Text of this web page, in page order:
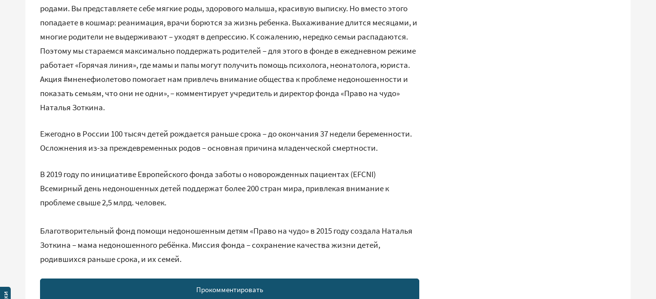
родами. Вы представляете себе мягкие роды, здорового малыша, красивую выписку. Но вместо этого
попадаете в кошмар: реанимация, врачи борются за жизнь ребенка. Выхаживание длится месяцами, и
многие родители не выдерживают – уходят в депрессию. К сожалению, нередко семьи распадаются.
Поэтому мы стараемся максимально поддержать родителей – для этого в фонде в ежедневном режиме
работает «Горячая линия», где мамы и папы могут получить помощь психолога, неонатолога, юриста.
Акция #мненефиолетово помогает нам привлечь внимание общества к проблеме недоношенности и
показать семьям, что они не одни», – комментирует учредитель и директор фонда «Право на чудо»
Наталья Зоткина.
Ежегодно в России 100 тысяч детей рождается раньше срока – до окончания 37 недели беременности.
Осложнения из-за преждевременных родов – основная причина младенческой смертности.
В 2019 году по инициативе Европейского фонда заботы о новорожденных пациентах (EFCNI)
Всемирный день недоношенных детей поддержат более 200 стран мира, привлекая внимание к
проблеме свыше 2,5 млрд. человек.
Благотворительный фонд помощи недоношенным детям «Право на чудо» в 2015 году создала Наталья
Зоткина – мама недоношенного ребёнка. Миссия фонда – сохранение качества жизни детей,
родившихся раньше срока, и их семей.
Прокомментировать